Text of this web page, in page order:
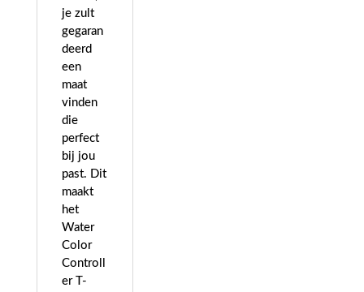
je zult
gegaran
deerd
een
maat
vinden
die
perfect
bij jou
past. Dit
maakt
het
Water
Color
Controll
er T-